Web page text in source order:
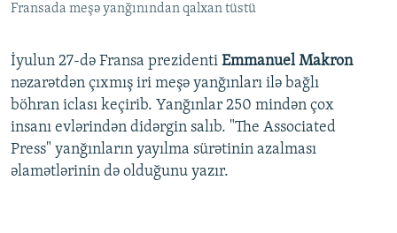
Fransada meşə yanğınından qalxan tüstü
İyulun 27-də Fransa prezidenti Emmanuel Makron
nəzarətdən çıxmış iri meşə yanğınları ilə bağlı
böhran iclası keçirib. Yanğınlar 250 mindən çox
insanı evlərindən didərgin salıb. "The Associated
Press" yanğınların yayılma sürətinin azalması
əlamətlərinin də olduğunu yazır.